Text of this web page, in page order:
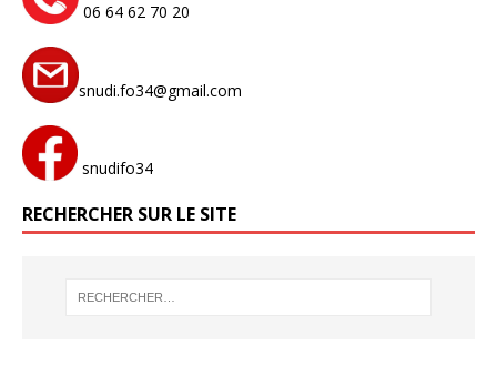
06 64 62 70 20
snudi.fo34@gmail.com
snudifo34
RECHERCHER SUR LE SITE